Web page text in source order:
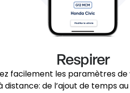
Respirer
facilement les paramètres
distance: de l’ajout de temps